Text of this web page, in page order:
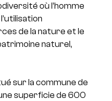
où l’homme
de la nature et le
naturel,
sur la commune de
superficie de 600